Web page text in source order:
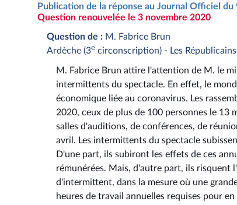
Publication de la réponse au Journal Officiel
Question renouvelée le 3 novembre 2020
Question de : M. Fabrice Brun
Ardèche (3e circonscription) - Les Républicains
M. Fabrice Brun attire l'attention de M. le
intermittents du spectacle. En effet, le
économique liée au coronavirus. Les
2020, ceux de plus de 100 personnes le 13
salles d'auditions, de conférences, de
avril. Les intermittents du spectacle
D'une part, ils subiront les effets de ces
rémunérées. Mais, d'autre part, ils
d'intermittent, dans la mesure où une
heures de travail annuelles requises pour